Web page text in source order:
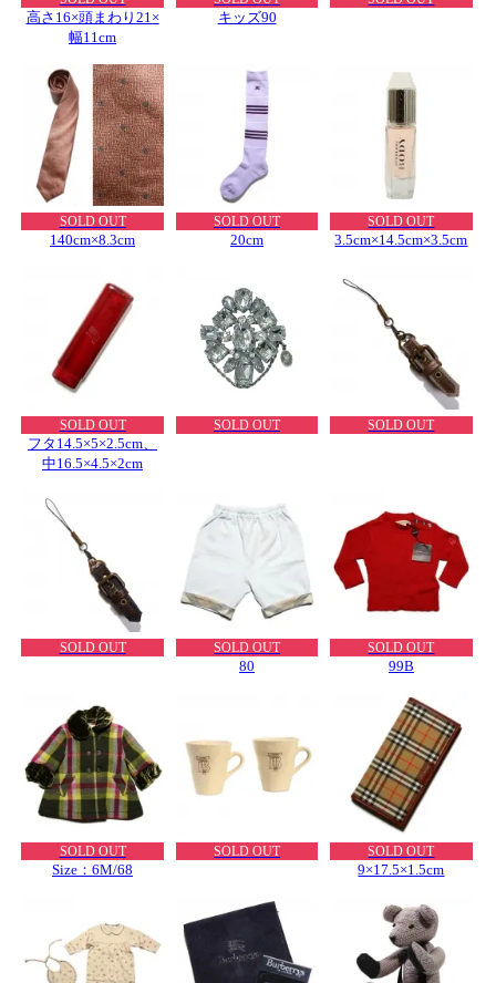
高さ16×頭まわり21×
幅11cm
キッズ90
SOLD OUT
140cm×8.3cm
SOLD OUT
20cm
SOLD OUT
3.5cm×14.5cm×3.5cm
SOLD OUT
フタ14.5×5×2.5cm、
中16.5×4.5×2cm
SOLD OUT SOLD OUT
SOLD OUT SOLD OUT
80
SOLD OUT
99B
SOLD OUT
Size：6M/68
SOLD OUT SOLD OUT
9×17.5×1.5cm